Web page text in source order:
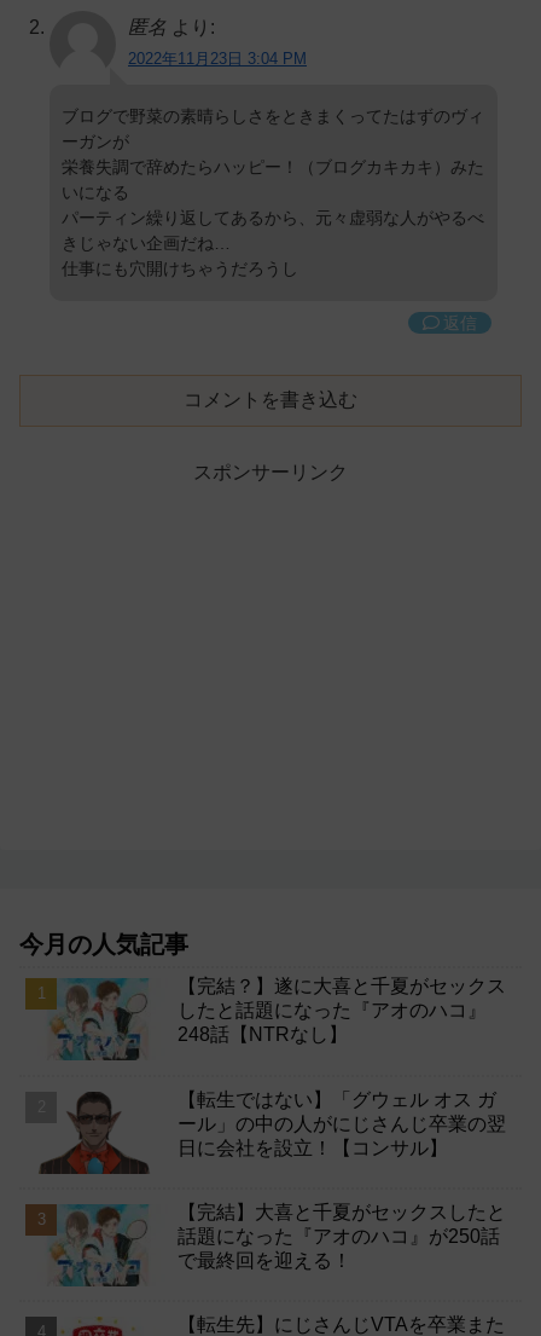
匿名 より:
2022年11月23日 3:04 PM
ブログで野菜の素晴らしさをときまくってたはずのヴィ
ーガンが
栄養失調で辞めたらハッピー！（ブログカキカキ）みた
いになる
パーティン繰り返してあるから、元々虚弱な人がやるべ
きじゃない企画だね…
仕事にも穴開けちゃうだろうし
返信
コメントを書き込む
スポンサーリンク
今月の人気記事
【完結？】遂に大喜と千夏がセックス
したと話題になった『アオのハコ』
248話【NTRなし】
【転生ではない】「グウェル オス ガ
ール」の中の人がにじさんじ卒業の翌
日に会社を設立！【コンサル】
【完結】大喜と千夏がセックスしたと
話題になった『アオのハコ』が250話
で最終回を迎える！
【転生先】にじさんじVTAを卒業また